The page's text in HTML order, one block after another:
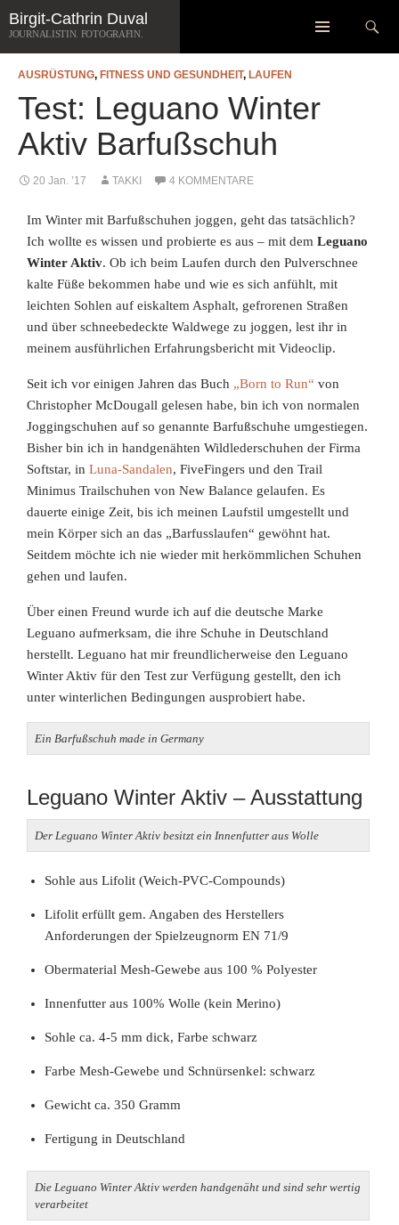
Zum
Inhalt
springen
Suchen
AUSRÜSTUNG, FITNESS UND GESUNDHEIT, LAUFEN
Test: Leguano Winter
Aktiv Barfußschuh
20 Jan. ’17 TAKKI 4 KOMMENTARE
Im Winter mit Barfußschuhen joggen, geht das tatsächlich?
Ich wollte es wissen und probierte es aus – mit demLeguano
Winter Aktiv. Ob ich beim Laufen durch den Pulverschnee
kalte Füße bekommen habe und wie es sich anfühlt, mit
leichten Sohlen auf eiskaltem Asphalt, gefrorenen Straßen
und über schneebedeckte Waldwege zu joggen, lest ihr in
meinem ausführlichen Erfahrungsbericht mit Videoclip.
Seit ich vor einigen Jahren das Buch „Born to Run“ von
Christopher McDougall gelesen habe, bin ich von normalen
Joggingschuhen auf so genannte Barfußschuhe umgestiegen.
Bisher bin ich in handgenähten Wildlederschuhen der Firma
Softstar, inLuna-Sandalen, FiveFingers und den Trail
Minimus Trailschuhen von New Balance gelaufen. Es
dauerte einige Zeit, bis ich meinen Laufstil umgestellt und
mein Körper sich an das „Barfusslaufen“ gewöhnt hat.
Seitdem möchte ich nie wieder mit herkömmlichen Schuhen
gehen und laufen.
Über einen Freund wurde ich auf die deutsche Marke
Leguano aufmerksam, die ihre Schuhe in Deutschland
herstellt. Leguano hat mir freundlicherweise den Leguano
Winter Aktiv für den Test zur Verfügung gestellt, den ich
unter winterlichen Bedingungen ausprobiert habe.
Ein Barfußschuh made in Germany
Leguano Winter Aktiv – Ausstattung
Der Leguano Winter Aktiv besitzt ein Innenfutter aus Wolle
Sohle aus Lifolit (Weich-PVC-Compounds)
Lifolit erfüllt gem. Angaben des Herstellers
Anforderungen der Spielzeugnorm EN 71/9
Obermaterial Mesh-Gewebe aus 100 % Polyester
Innenfutter aus 100% Wolle (kein Merino)
Sohle ca. 4-5 mm dick, Farbe schwarz
Farbe Mesh-Gewebe und Schnürsenkel: schwarz
Gewicht ca. 350 Gramm
Fertigung in Deutschland
Die Leguano Winter Aktiv werden handgenäht und sind sehr wertig
verarbeitet
Birgit-Cathrin Duval
JOURNALISTIN. FOTOGRAFIN.